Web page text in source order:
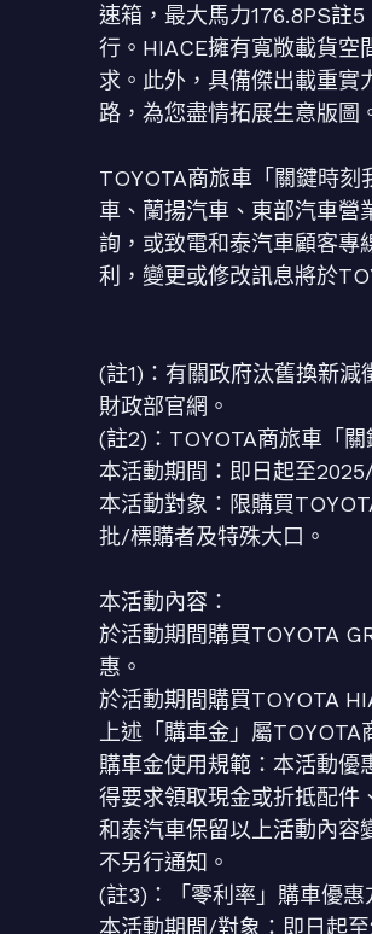
速箱，最大馬力176.8PS註
行。HIACE擁有寬敞載貨空
求。此外，具備傑出載重實
路，為您盡情拓展生意版圖
TOYOTA商旅車「關鍵時
車、蘭揚汽車、東部汽車營
詢，或致電和泰汽車顧客
利，變更或修改訊息將於
(註1)：有關政府汰舊換新
財政部官網。
(註2)：TOYOTA商旅車「
本活動期間：即日起至
本活動對象：限購買
批/標購者及特殊大口。
本活動內容：
於活動期間購買TOYOTA
惠。
於活動期間購買TOYOTA
上述「購車金」屬
購車金使用規範：本活動優
得要求領取現金或折抵配件
和泰汽車保留以上活動內容
不另行通知。
(註3)：「零利率」購車優惠
本活動期間/對象：即日起